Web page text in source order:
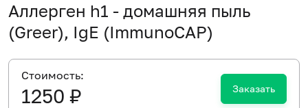
Аллерген h1 - домашняя пыль
(Greer), IgE (ImmunoCAP)
Cтоимость:
1250 ₽ Заказать